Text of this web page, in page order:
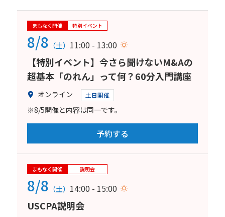
まもなく開催 特別イベント
8/8 （土） 11:00 - 13:00
【特別イベント】今さら聞けないM&Aの
超基本「のれん」って何？60分入門講座
オンライン 土日開催
※8/5開催と内容は同一です。
予約する
まもなく開催 説明会
8/8 （土） 14:00 - 15:00
USCPA説明会